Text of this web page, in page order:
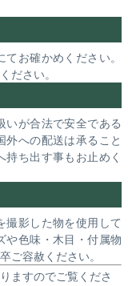
お確かめください。
ださい。
いが合法で安全である
への配送は承ること
ち出す事もお止めく
撮影した物を使用して
や色味・木目・付属物
ご容赦ください。
ますのでご覧くださ